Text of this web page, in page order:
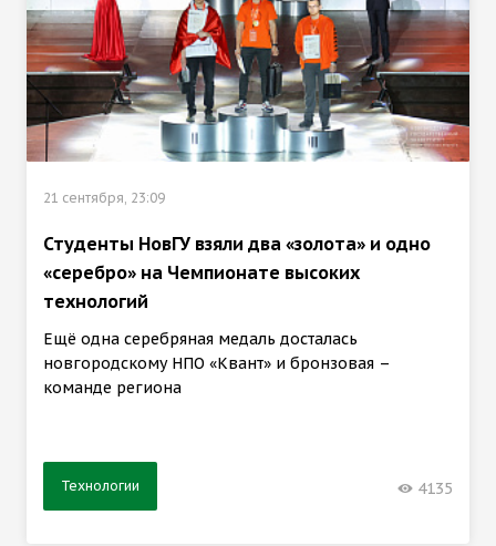
21 сентября, 23:09
Студенты НовГУ взяли два «золота» и одно
«серебро» на Чемпионате высоких
технологий
Ещё одна серебряная медаль досталась
новгородскому НПО «Квант» и бронзовая –
команде региона
Технологии 4135